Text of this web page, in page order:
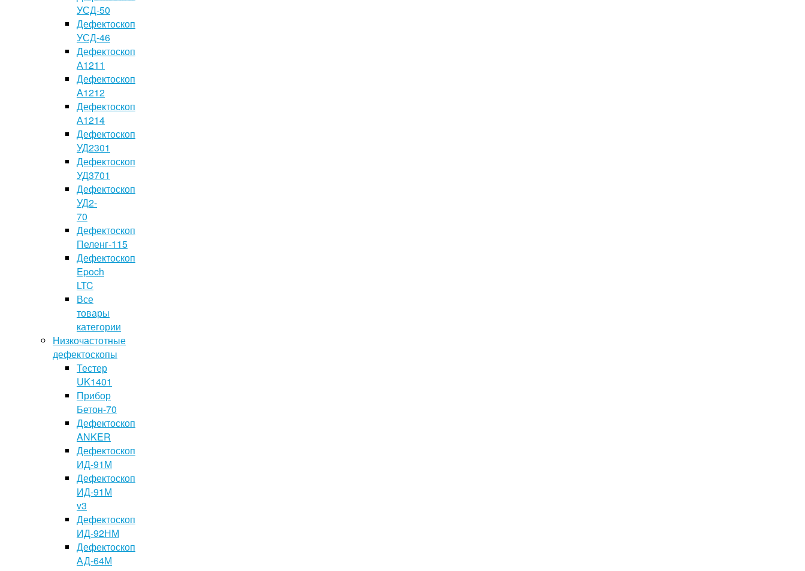
УСД-50
Дефектоскоп
УСД-46
Дефектоскоп
А1211
Дефектоскоп
А1212
Дефектоскоп
А1214
Дефектоскоп
УД2301
Дефектоскоп
УД3701
Дефектоскоп
УД2-
70
Дефектоскоп
Пеленг-115
Дефектоскоп
Epoch
LTC
Все
товары
категории
Низкочастотные
дефектоскопы
Тестер
UK1401
Прибор
Бетон-70
Дефектоскоп
ANKER
Дефектоскоп
ИД-91М
Дефектоскоп
ИД-91М
v3
Дефектоскоп
ИД-92НМ
Дефектоскоп
АД-64М